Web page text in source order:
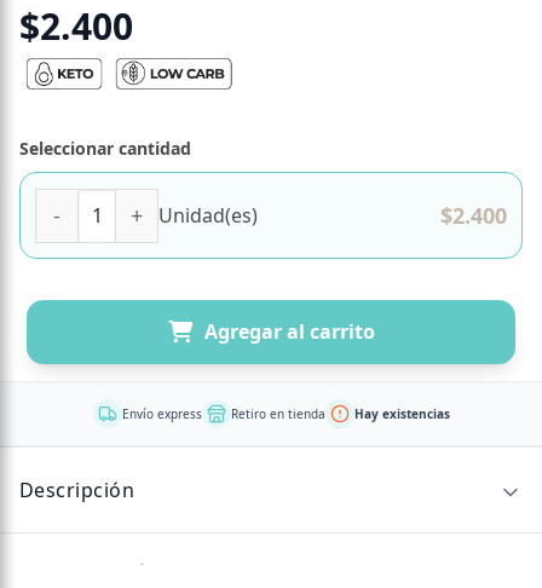
$2.400
Seleccionar cantidad
Unidad(es) $2.400
Agregar al carrito
Envío express Retiro en tienda Hay existencias
Descripción
Sin descripción disponible.